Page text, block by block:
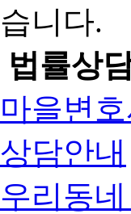
습니다.
법률상
마을변
상담안내
우리동